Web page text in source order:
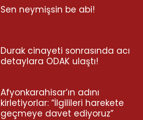
Sen neymişsin be abi!
Durak cinayeti sonrasında acı
detaylara ODAK ulaştı!
Afyonkarahisar’ın adını
kirletiyorlar: “İlgilileri harekete
geçmeye davet ediyoruz”